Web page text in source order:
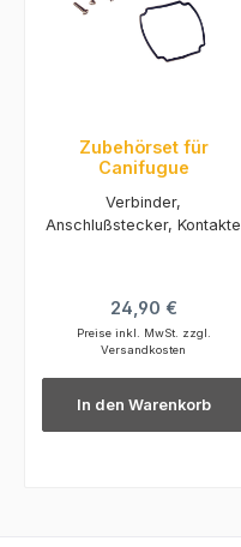
Zubehörset für
Canifugue
Verbinder,
Anschlußstecker, Kontakte
Regulärer Preis:
24,90 €
Preise inkl. MwSt. zzgl.
Versandkosten
In den Warenkorb